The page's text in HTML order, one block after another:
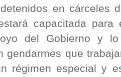
en cárceles
capacitada para
del Gobierno y
gendarmes que
régimen especial y